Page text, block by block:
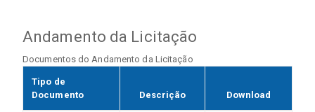
Andamento da Licitação
Documentos do Andamento da Licitação
Tipo de
Documento
Descrição Download